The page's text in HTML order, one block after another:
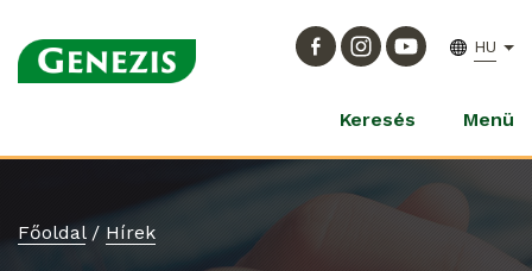
HU
Keresés Menü
Főoldal/ Hírek